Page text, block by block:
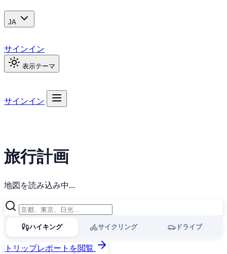
JA
サインイン
表示テーマ
サインイン
旅行計画
地図を読み込み中...
ハイキング サイクリング ドライブ
トリップレポートを閲覧